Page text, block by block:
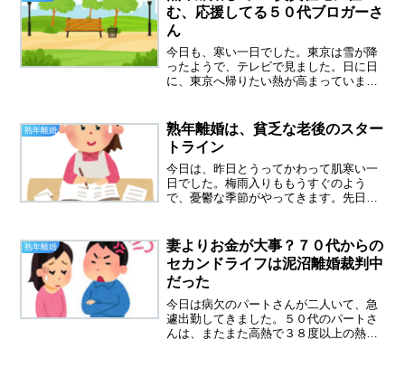
気もなかったのですが、今日...
む、応援してる５０代ブロガーさ
ん
今日も、寒い一日でした。東京は雪が降
ったようで、テレビで見ました。日に日
に、東京へ帰りたい熱が高まっていま
っているのですが、近くに身内がいない
のはやはり不安です。熟年離婚...
熟年離婚
熟年離婚は、貧乏な老後のスター
トライン
今日は、昨日とうってかわって肌寒い一
日でした。梅雨入りももうすぐのよう
で、憂鬱な季節がやってきます。先日、
私もその一人なので、思わず見入ってし
まいました。高齢のおひとり...
熟年離婚
妻よりお金が大事？７０代からの
セカンドライフは泥沼離婚裁判中
だった
今日は病欠のパートさんが二人いて、急
遽出勤してきました。５０代のパートさ
んは、またまた高熱で３８度以上の熱、